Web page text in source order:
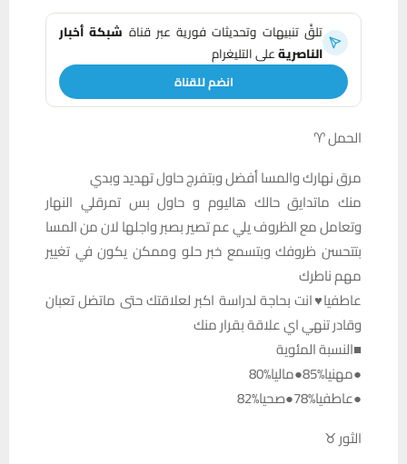
تلقَّ تنبيهات وتحديثات فورية عبر قناة شبكة أخبار
الناصريةعلى التليغرام
انضم للقناة
الحمل ♈
مرق نهارك والمسا أفضل وبتفرج حاول تهديد وبدي
منك ماتدايق حالك هاليوم و حاول بس تمرقلي النهار
وتعامل مع الظروف يلي عم تصير بصبر واجلها لان من المسا
بتتحسن ظروفك وبتسمع خبر حلو وممكن يكون في تغيير
مهم ناطرك
عاطفيا♥️انت بحاجة لدراسة اكبر لعلاقتك حتى ماتضل تعبان
وقادر تنهي اي علاقة بقرار منك
■النسبة المئوية
●مهنيا%85●ماليا%80
●عاطفيا%78●صحيا%82
الثور ♉